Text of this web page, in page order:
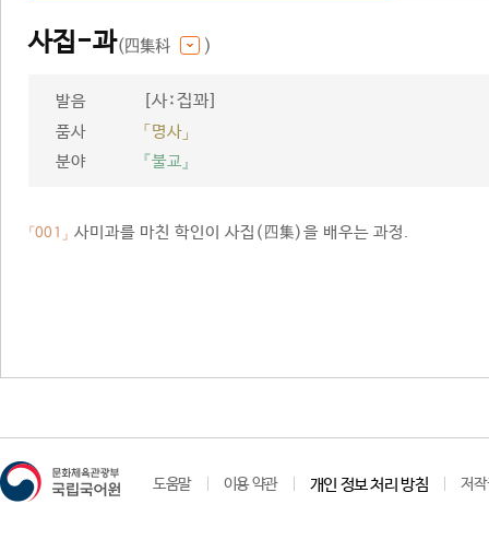
사집-과(四集科 )
발음 [사ː집꽈]
품사
「명사」
분야
『불교』
「001」 사미과를 마친 학인이 사집(四集)을 배우는 과정.
도움말 이용 약관 개인 정보 처리 방침 저